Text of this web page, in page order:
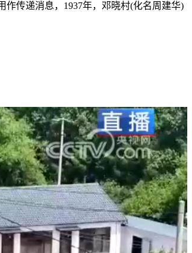
传递消息，1937年，邓晓村(化名周建华)